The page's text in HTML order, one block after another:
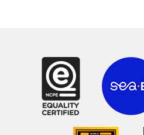
Cantiam
Capriccio
Caro Caravaggio